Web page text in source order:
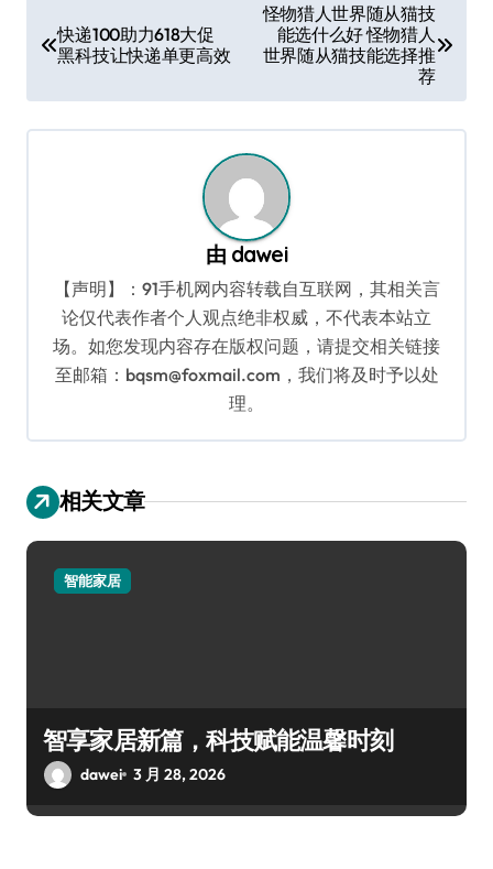
章 快递100助力618大促
黑科技让快递单更高效
怪物猎人世界随从猫技
能选什么好 怪物猎人
世界随从猫技能选择推
荐
由 dawei
【声明】：91手机网内容转载自互联网，其相关言
论仅代表作者个人观点绝非权威，不代表本站立
场。如您发现内容存在版权问题，请提交相关链接
至邮箱：bqsm@foxmail.com，我们将及时予以处
理。
相关文章
智能家居
智享家居新篇，科技赋能温馨时刻
dawei 3 月 28, 2026